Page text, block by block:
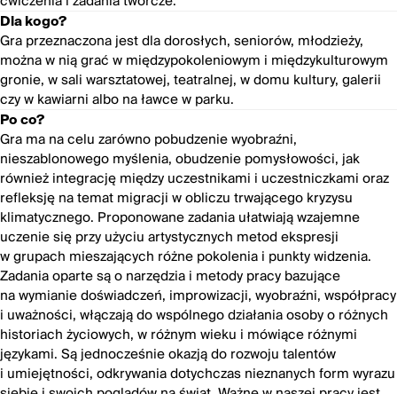
Dla kogo?
Gra przeznaczona jest dla dorosłych, seniorów, młodzieży,
można w nią grać w międzypokoleniowym i międzykulturowym
gronie, w sali warsztatowej, teatralnej, w domu kultury, galerii
czy w kawiarni albo na ławce w parku.
Po co?
Gra ma na celu zarówno pobudzenie wyobraźni,
nieszablonowego myślenia, obudzenie pomysłowości, jak
również integrację między uczestnikami i uczestniczkami oraz
refleksję na temat migracji w obliczu trwającego kryzysu
klimatycznego. Proponowane zadania ułatwiają wzajemne
uczenie się przy użyciu artystycznych metod ekspresji
w grupach mieszających różne pokolenia i punkty widzenia.
Zadania oparte są o narzędzia i metody pracy bazujące
na wymianie doświadczeń, improwizacji, wyobraźni, współpracy
i uważności, włączają do wspólnego działania osoby o różnych
historiach życiowych, w różnym wieku i mówiące różnymi
językami. Są jednocześnie okazją do rozwoju talentów
i umiejętności, odkrywania dotychczas nieznanych form wyrazu